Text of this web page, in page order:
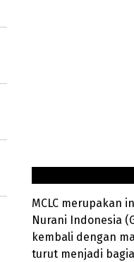
MCLC merupakan
Nurani Indonesia
kembali dengan
turut menjadi